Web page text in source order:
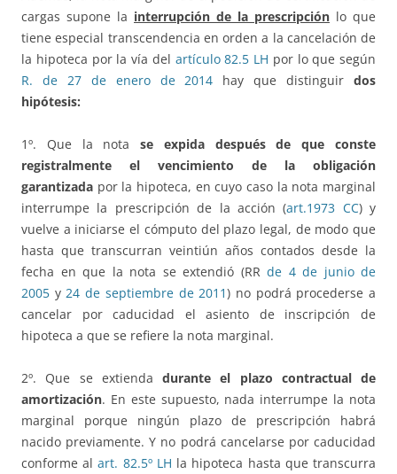
cargas supone la interrupción de la prescripción lo que
tiene especial transcendencia en orden a la cancelación de
la hipoteca por la vía del artículo 82.5 LH por lo que según
R. de 27 de enero de 2014 hay que distinguirdos
hipótesis:
1º. Que la notase expida después de que conste
registralmente el vencimiento de la obligación
garantizada por la hipoteca, en cuyo caso la nota marginal
interrumpe la prescripción de la acción (art.1973 CC) y
vuelve a iniciarse el cómputo del plazo legal, de modo que
hasta que transcurran veintiún años contados desde la
fecha en que la nota se extendió (RR de 4 de junio de
2005 y 24 de septiembre de 2011) no podrá procederse a
cancelar por caducidad el asiento de inscripción de
hipoteca a que se refiere la nota marginal.
2º. Que se extienda durante el plazo contractual de
amortización. En este supuesto, nada interrumpe la nota
marginal porque ningún plazo de prescripción habrá
nacido previamente. Y no podrá cancelarse por caducidad
conforme alart. 82.5º LH la hipoteca hasta que transcurra